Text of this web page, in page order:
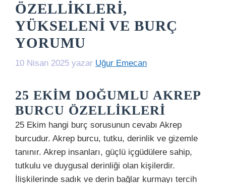
ÖZELLIKLERI,
YÜKSELENI VE BURÇ
YORUMU
10 Nisan 2025 yazar Uğur Emecan
25 EKIM DOĞUMLU AKREP
BURCU ÖZELLIKLERI
25 Ekim hangi burç sorusunun cevabı Akrep
burcudur. Akrep burcu, tutku, derinlik ve gizemle
tanınır. Akrep insanları, güçlü içgüdülere sahip,
tutkulu ve duygusal derinliği olan kişilerdir.
İlişkilerinde sadık ve derin bağlar kurmayı tercih